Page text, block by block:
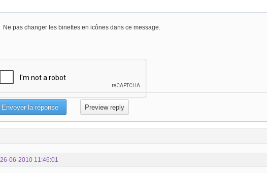
Ne pas changer les binettes en icônes dans ce message.
26-06-2010 11:46:01